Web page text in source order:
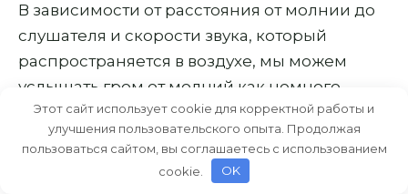
В зависимости от расстояния от молнии до
слушателя и скорости звука, который
распространяется в воздухе, мы можем
услышать гром от молний как немного
затянутый и раскатистый звук или как
резкий и громкий удар, который доходит до
нас почти одновременно с молнией.
Этот сайт использует cookie для корректной работы и
улучшения пользовательского опыта. Продолжая
пользоваться сайтом, вы соглашаетесь с использованием
cookie.
OK